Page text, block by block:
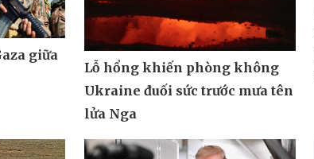
giữa
Lỗ hổng khiến phòng không
Ukraine đuối sức trước mưa tên
lửa Nga